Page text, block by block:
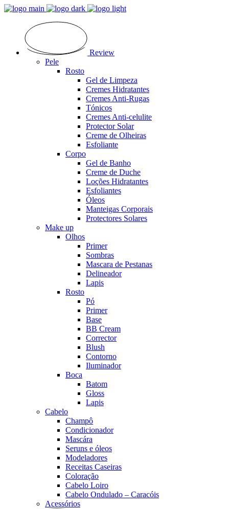
Review
Pele
Rosto
Gel de Limpeza
Cremes Hidratantes
Cremes Anti-Rugas
Tónicos
Cremes Anti-celulite
Protector Solar
Creme de Olheiras
Esfoliante
Corpo
Gel de Banho
Creme de Duche
Loções Hidratantes
Esfoliantes
Óleos
Manteigas Corporais
Protectores Solares
Make up
Olhos
Primer
Sombras
Mascara de Pestanas
Delineador
Lapis
Rosto
Pó
Primer
Base
BB Cream
Corrector
Blush
Contorno
Iluminador
Boca
Batom
Gloss
Lapis
Cabelo
Champô
Condicionador
Mascára
Seruns e óleos
Modeladores
Receitas Caseiras
Coloração
Cabelo Loiro
Cabelo Ondulado – Caracóis
Acessórios